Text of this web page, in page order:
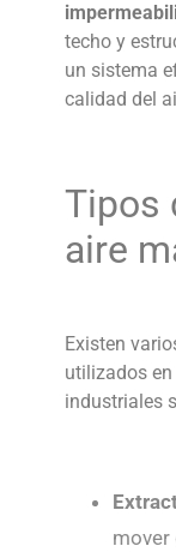
techo y
un sistema
calidad del
Tipos
aire
Existen
utilizados
industriales
mover